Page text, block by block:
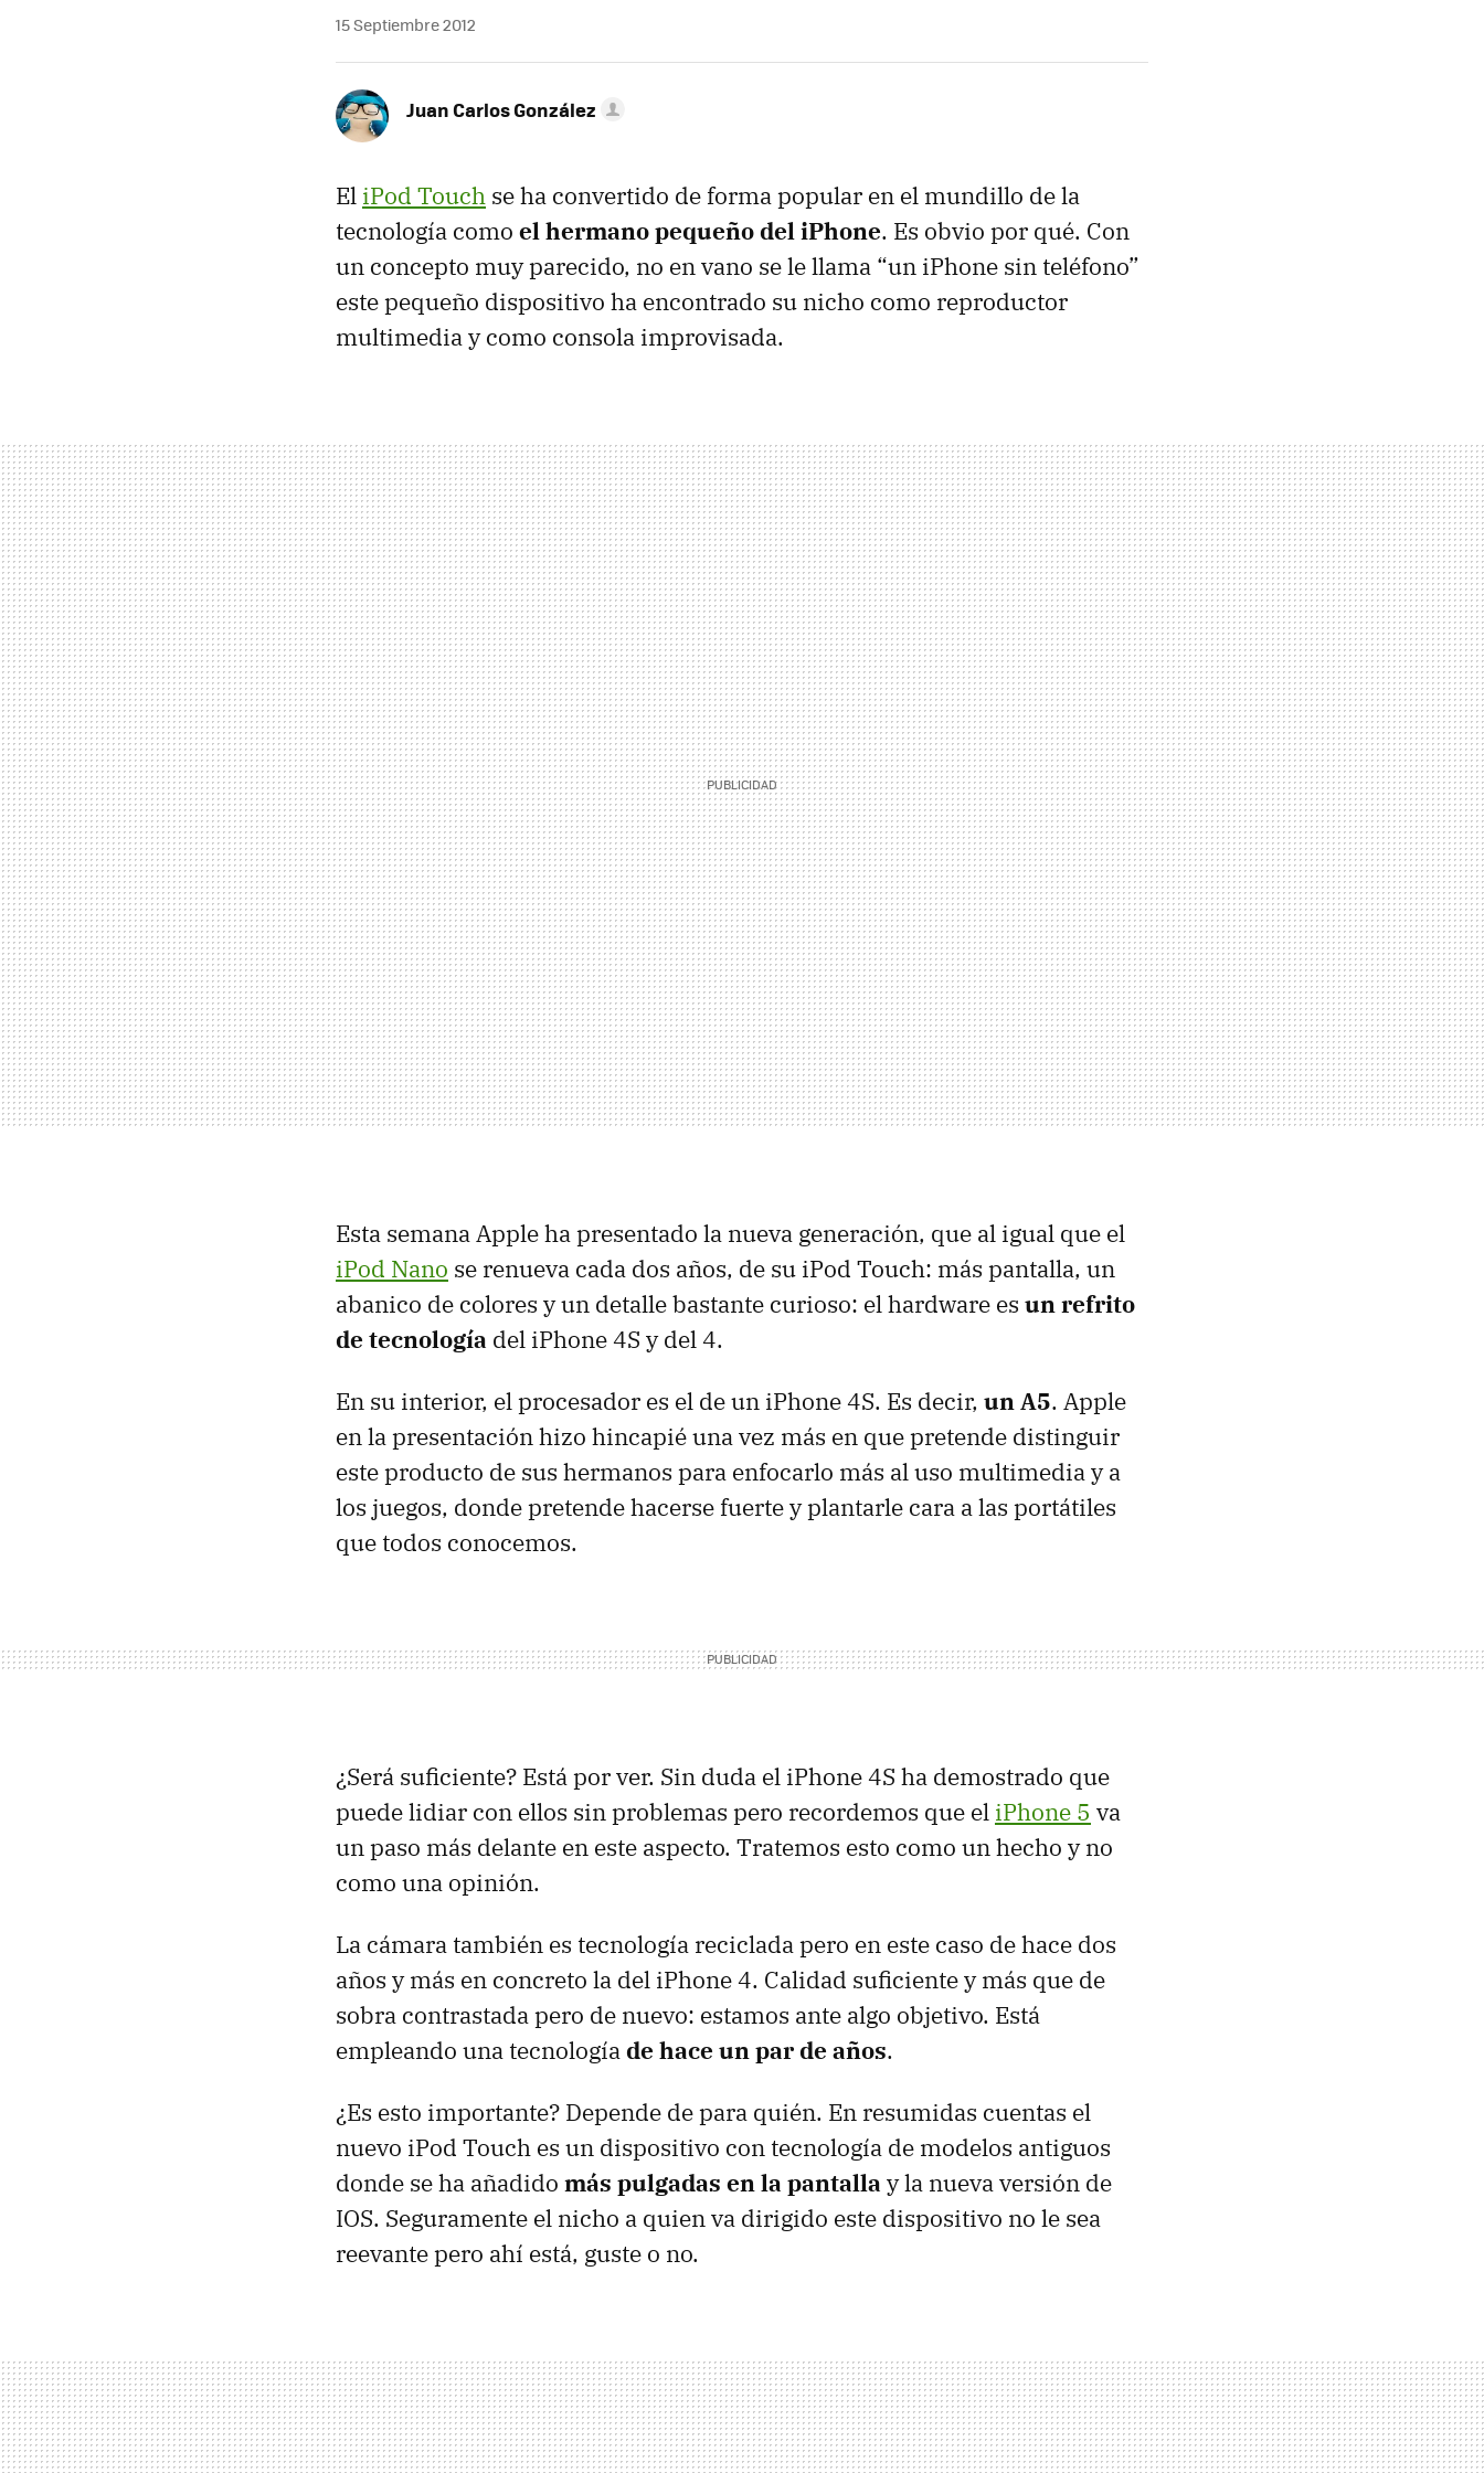
15 Septiembre 2012
Juan Carlos González
El iPod Touch se ha convertido de forma popular en el mundillo de la
tecnología como el hermano pequeño del iPhone. Es obvio por qué. Con
un concepto muy parecido, no en vano se le llama “un iPhone sin teléfono”
este pequeño dispositivo ha encontrado su nicho como reproductor
multimedia y como consola improvisada.
Esta semana Apple ha presentado la nueva generación, que al igual que el
iPod Nano se renueva cada dos años, de su iPod Touch: más pantalla, un
abanico de colores y un detalle bastante curioso: el hardware es un refrito
de tecnología del iPhone 4S y del 4.
En su interior, el procesador es el de un iPhone 4S. Es decir, un A5. Apple
en la presentación hizo hincapié una vez más en que pretende distinguir
este producto de sus hermanos para enfocarlo más al uso multimedia y a
los juegos, donde pretende hacerse fuerte y plantarle cara a las portátiles
que todos conocemos.
¿Será suficiente? Está por ver. Sin duda el iPhone 4S ha demostrado que
puede lidiar con ellos sin problemas pero recordemos que el iPhone 5 va
un paso más delante en este aspecto. Tratemos esto como un hecho y no
como una opinión.
La cámara también es tecnología reciclada pero en este caso de hace dos
años y más en concreto la del iPhone 4. Calidad suficiente y más que de
sobra contrastada pero de nuevo: estamos ante algo objetivo. Está
empleando una tecnologíade hace un par de años.
¿Es esto importante? Depende de para quién. En resumidas cuentas el
nuevo iPod Touch es un dispositivo con tecnología de modelos antiguos
donde se ha añadido más pulgadas en la pantalla y la nueva versión de
IOS. Seguramente el nicho a quien va dirigido este dispositivo no le sea
reevante pero ahí está, guste o no.